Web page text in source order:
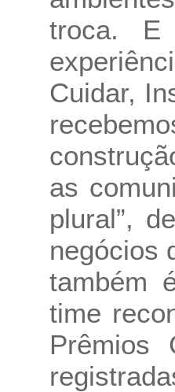
troca.
Cuidar,
as
plural”,
negócios
também
time